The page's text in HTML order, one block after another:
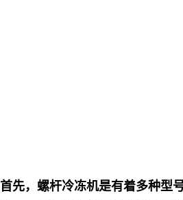
首先，螺杆冷冻机是有着多种型